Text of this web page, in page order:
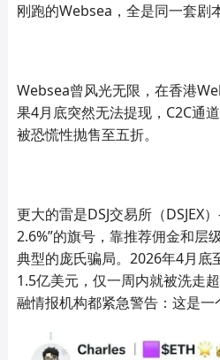
刚跑的Websea，全是同一套剧本
Websea曾风光无限，在香港
果4月底突然无法提现，C2C通
被恐慌性抛售至五折。
更大的雷是DSJ交易所（
2.6%”的旗号，靠推荐佣金和层
典型的庞氏骗局。2026年4月底
1.5亿美元，仅一周内就被洗走
融情报机构都紧急警告：这是一